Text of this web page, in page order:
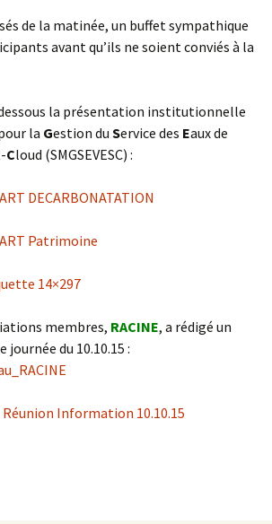
de la matinée, un buffet sympathique
avant qu’ils ne soient conviés à la
la présentation institutionnelle
la Gestion du Service des Eaux de
Cloud (SMGSEVESC) :
DECARBONATATION
Patrimoine
14×297
membres, RACINE, a rédigé un
du 10.10.15 :
Information 10.10.15